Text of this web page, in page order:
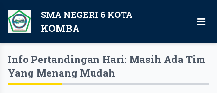
SMA NEGERI 6 KOTA
KOMBA
Info Pertandingan Hari: Masih Ada Tim
Yang Menang Mudah